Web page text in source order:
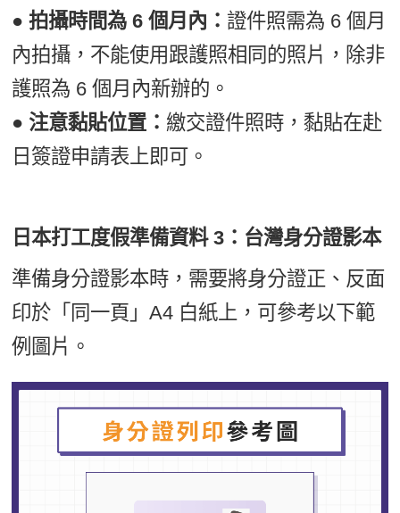
● 拍攝時間為 6 個月內： 證件照需為 6 個月
內拍攝，不能使用跟護照相同的照片，除非
護照為 6 個月內新辦的。
● 注意黏貼位置： 繳交證件照時，黏貼在赴
日簽證申請表上即可。
日本打工度假準備資料 3：台灣身分證影本
準備身分證影本時，需要將身分證正、反面
印於「同一頁」A4 白紙上，可參考以下範
例圖片。